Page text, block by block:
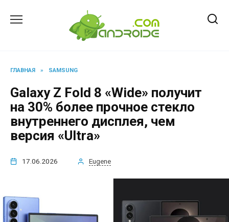
ГЛАВНАЯ » SAMSUNG
Galaxy Z Fold 8 «Wide» получит
на 30% более прочное стекло
внутреннего дисплея, чем
версия «Ultra»
17.06.2026 Eugene